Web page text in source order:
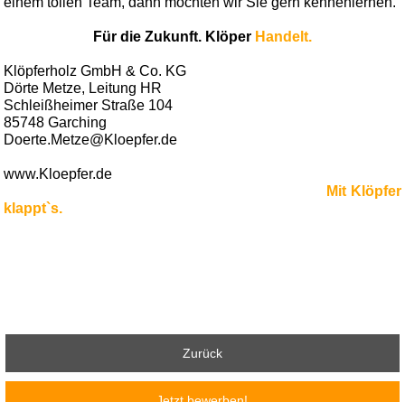
Für die Zukunft. Klöper Handelt.
Klöpferholz GmbH & Co. KG
Dörte Metze, Leitung HR
Schleißheimer Straße 104
85748 Garching
Doerte.Metze@Kloepfer.de
www.Kloepfer.de
Mit Klöpfer
klappt`s.
Zurück